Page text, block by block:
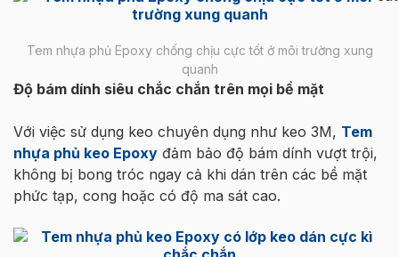
Tem nhựa phủ Epoxy chống chịu cực tốt ở môi trường xung
quanh
Độ bám dính siêu chắc chắn trên mọi bề mặt
Với việc sử dụng keo chuyên dụng như keo 3M, Tem
nhựa phủ keo Epoxy đảm bảo độ bám dính vượt trội,
không bị bong tróc ngay cả khi dán trên các bề mặt
phức tạp, cong hoặc có độ ma sát cao.